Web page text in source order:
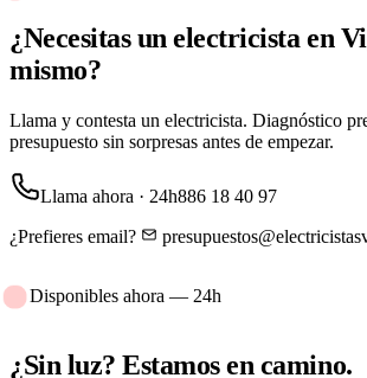
¿Necesitas un electricista en
mismo?
Llama y contesta un electricista. Diagnóstico
presupuesto sin sorpresas antes de empezar.
Llama ahora · 24h886 18 40 97
¿Prefieres email?
Disponibles ahora — 24h
¿Sin luz?Estamos en camino.